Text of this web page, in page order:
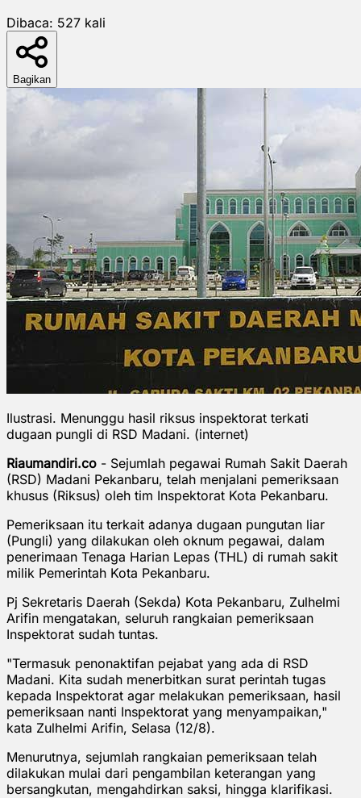
Dibaca: 527 kali
Bagikan
Ilustrasi. Menunggu hasil riksus inspektorat terkati
dugaan pungli di RSD Madani. (internet)
Riaumandiri.co - Sejumlah pegawai Rumah Sakit Daerah
(RSD) Madani Pekanbaru, telah menjalani pemeriksaan
khusus (Riksus) oleh tim Inspektorat Kota Pekanbaru.
Pemeriksaan itu terkait adanya dugaan pungutan liar
(Pungli) yang dilakukan oleh oknum pegawai, dalam
penerimaan Tenaga Harian Lepas (THL) di rumah sakit
milik Pemerintah Kota Pekanbaru.
Pj Sekretaris Daerah (Sekda) Kota Pekanbaru, Zulhelmi
Arifin mengatakan, seluruh rangkaian pemeriksaan
Inspektorat sudah tuntas.
"Termasuk penonaktifan pejabat yang ada di RSD
Madani. Kita sudah menerbitkan surat perintah tugas
kepada Inspektorat agar melakukan pemeriksaan, hasil
pemeriksaan nanti Inspektorat yang menyampaikan,"
kata Zulhelmi Arifin, Selasa (12/8).
Menurutnya, sejumlah rangkaian pemeriksaan telah
dilakukan mulai dari pengambilan keterangan yang
bersangkutan, mengahdirkan saksi, hingga klarifikasi.